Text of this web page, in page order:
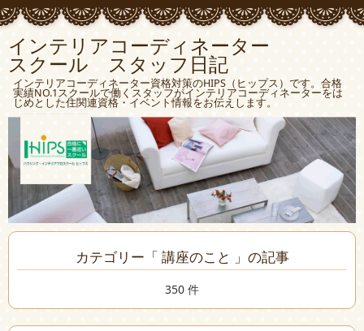
インテリアコーディネーター
スクール スタッフ日記
インテリアコーディネーター資格対策のHIPS（ヒップス）です。合格
実績NO.1スクールで働くスタッフがインテリアコーディネーターをは
じめとした住関連資格・イベント情報をお伝えします。
カテゴリー「 講座のこと 」の記事
350 件